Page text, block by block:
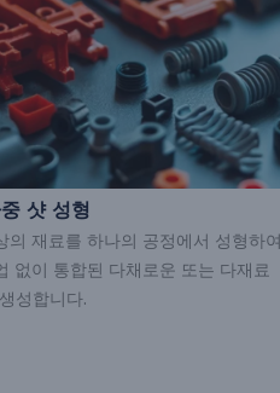
샷 성형
의 재료를 하나의 공정에서 성형하
없이 통합된 다채로운 또는 다재료
성합니다.